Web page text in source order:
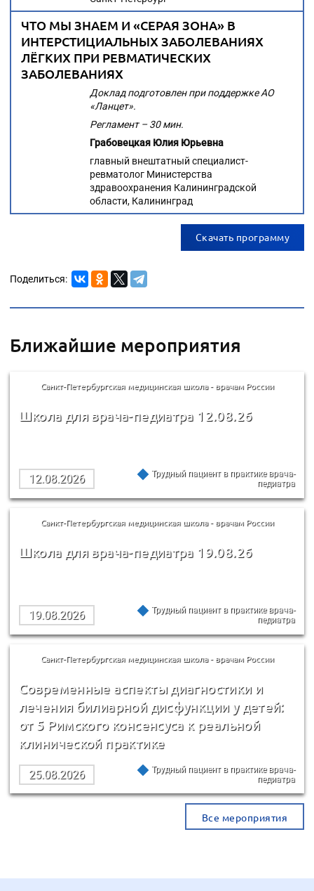
ЧТО МЫ ЗНАЕМ И «СЕРАЯ ЗОНА» В
ИНТЕРСТИЦИАЛЬНЫХ ЗАБОЛЕВАНИЯХ
ЛЁГКИХ ПРИ РЕВМАТИЧЕСКИХ
ЗАБОЛЕВАНИЯХ
Доклад подготовлен при поддержке АО
«Ланцет».
Регламент – 30 мин.
Грабовецкая Юлия Юрьевна
главный внештатный специалист-
ревматолог Министерства
здравоохранения Калининградской
области, Калининград
Скачать программу
Поделиться:
Ближайшие мероприятия
Санкт-Петербургская медицинская школа - врачам России
Школа для врача-педиатра 12.08.26
12.08.2026
Трудный пациент в практике врача-
педиатра
Санкт-Петербургская медицинская школа - врачам России
Школа для врача-педиатра 19.08.26
19.08.2026
Трудный пациент в практике врача-
педиатра
Санкт-Петербургская медицинская школа - врачам России
Современные аспекты диагностики и
лечения билиарной дисфункции у детей:
от 5 Римского консенсуса к реальной
клинической практике
25.08.2026
Трудный пациент в практике врача-
педиатра
Все мероприятия